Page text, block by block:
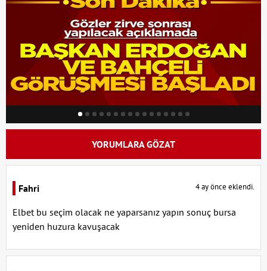
YORUMLARA GÖZAT
Fahri 4 ay önce eklendi.
Elbet bu seçim olacak ne yaparsanız yapın sonuç bursa
yeniden huzura kavuşacak